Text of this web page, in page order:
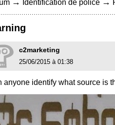
→ Identification de police →
c2marketing
25/06/2015 à 01:38
anyone identify what source is